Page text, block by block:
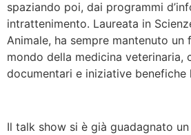
spaziando poi, dai programmi
intrattenimento. Laureata in
Animale, ha sempre mantenuto
mondo della medicina veterinaria,
documentari e iniziative benefiche
Il talk show si è già guadagnato